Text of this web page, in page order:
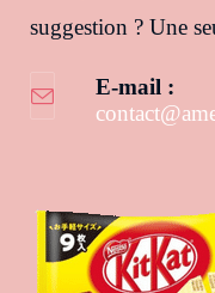
suggestion ? Une
E-mail :